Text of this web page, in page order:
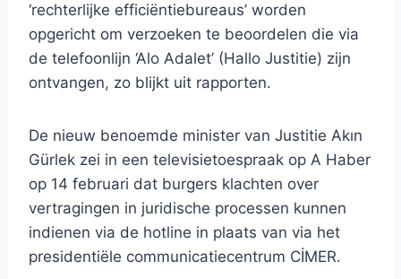
‘rechterlijke efficiëntiebureaus’ worden
opgericht om verzoeken te beoordelen die via
de telefoonlijn ‘Alo Adalet’ (Hallo Justitie) zijn
ontvangen, zo blijkt uit rapporten.
De nieuw benoemde minister van Justitie Akın
Gürlek zei in een televisietoespraak op A Haber
op 14 februari dat burgers klachten over
vertragingen in juridische processen kunnen
indienen via de hotline in plaats van via het
presidentiële communicatiecentrum CİMER.